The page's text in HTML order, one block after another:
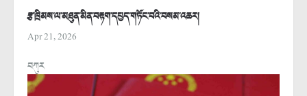
རྩ་ཁྲིམས་ལ་མཐུན་མིན་བརྟག་དཔྱད་གཏོང་བའི་བསམ་འཆར།
Apr 21, 2026
བཀུར